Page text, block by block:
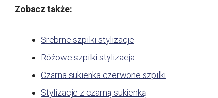
Zobacz także:
Srebrne szpilki stylizacje
Różowe szpilki stylizacja
Czarna sukienka czerwone szpilki
Stylizacje z czarną sukienką